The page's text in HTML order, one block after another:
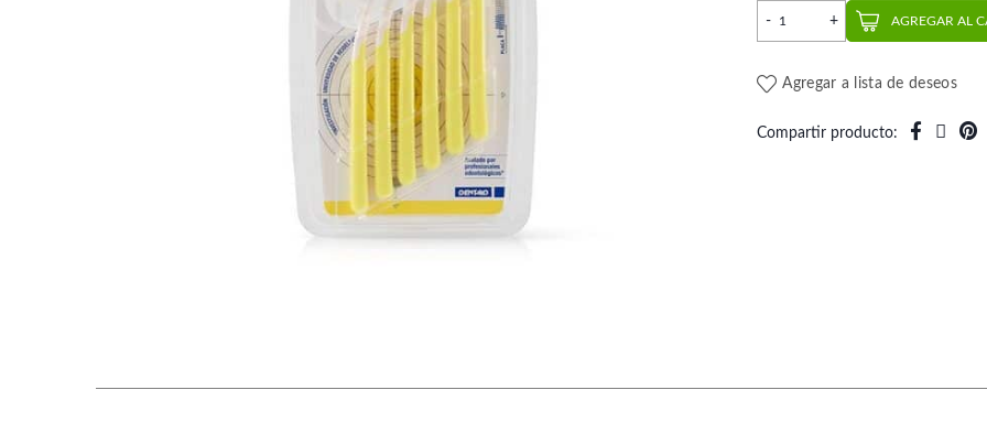
Interdental PLUS Mini
AGREGAR AL
Agregar a lista de deseos
Compartir producto